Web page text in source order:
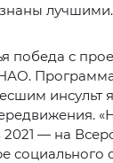
лучшими.
победа с
инсульт
— на
социального